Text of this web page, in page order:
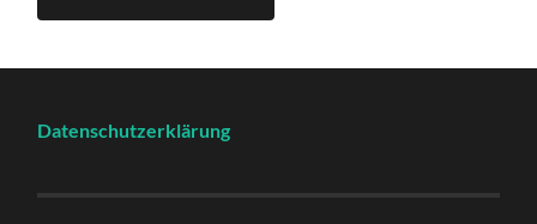
Datenschutzerklärung